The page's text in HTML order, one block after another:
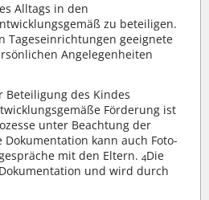
Alltags in den
zu beteiligen.
Tageseinrichtungen geeignete
Angelegenheiten
des Kindes
Förderung ist
unter Beachtung der
Dokumentation kann auch Foto-
mit den Eltern.4Die
und wird durch